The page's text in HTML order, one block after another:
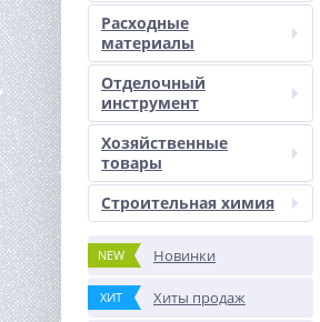
Расходные
материалы
Отделочный
инструмент
Хозяйственные
товары
Строительная химия
NEW Новинки
ХИТ Хиты продаж